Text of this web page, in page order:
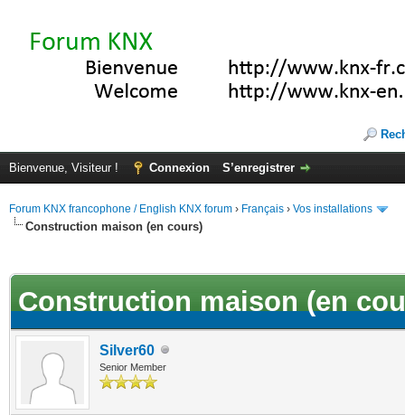
Bienvenue, Visiteur ! Connexion S’enregistrer
Forum KNX francophone / English KNX forum › Français › Vos installations
Construction maison (en cours)
Construction maison (en
Silver60
Senior Member